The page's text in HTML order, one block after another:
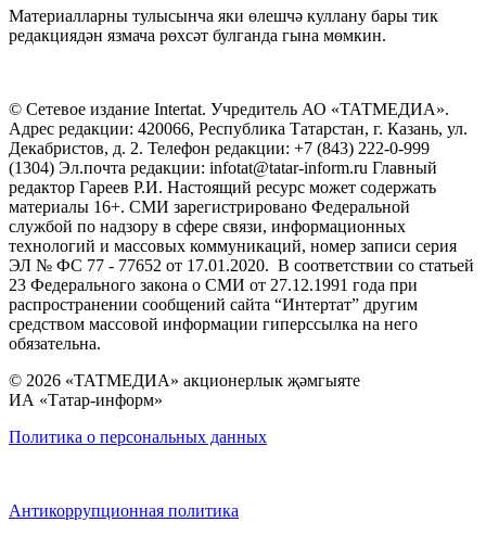
Материалларны тулысынча яки өлешчә куллану бары тик
редакциядән язмача рөхсәт булганда гына мөмкин.
© Сетевое издание Intertat. Учредитель АО «ТАТМЕДИА».
Адрес редакции: 420066, Республика Татарстан, г. Казань, ул.
Декабристов, д. 2. Телефон редакции: +7 (843) 222-0-999
(1304) Эл.почта редакции: infotat@tatar-inform.ru Главный
редактор Гареев Р.И. Настоящий ресурс может содержать
материалы 16+. СМИ зарегистрировано Федеральной
службой по надзору в сфере связи, информационных
технологий и массовых коммуникаций, номер записи серия
ЭЛ № ФС 77 - 77652 от 17.01.2020. В соответствии со статьей
23 Федерального закона о СМИ от 27.12.1991 года при
распространении сообщений сайта “Интертат” другим
средством массовой информации гиперссылка на него
обязательна.
© 2026 «ТАТМЕДИА» акционерлык җәмгыяте
ИА «Татар-информ»
Политика о персональных данных
Антикоррупционная политика